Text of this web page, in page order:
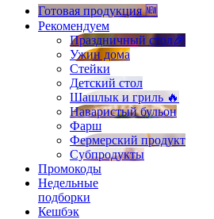
Готовая продукция 🆕
Рекомендуем
Праздничный стол🎉
Ужин дома
Стейки
Детский стол
Шашлык и гриль 🔥
Наваристый бульон
Фарш
Фермерский продукт
Субпродукты
Промокоды
Недельные
подборки
Кешбэк